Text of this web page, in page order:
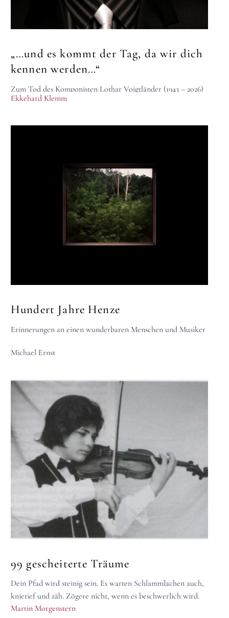
„…und es kommt der Tag, da wir dich
kennen werden…“
Zum Tod des Komponisten Lothar Voigtländer (1943 – 2026)
Ekkehard Klemm
Hundert Jahre Henze
Erinnerungen an einen wunderbaren Menschen und Musiker
Michael Ernst
99 gescheiterte Träume
Dein Pfad wird steinig sein. Es warten Schlammlachen auch,
knietief und zäh. Zögere nicht, wenn es beschwerlich wird.
Manche Gefahren,…
Martin Morgenstern